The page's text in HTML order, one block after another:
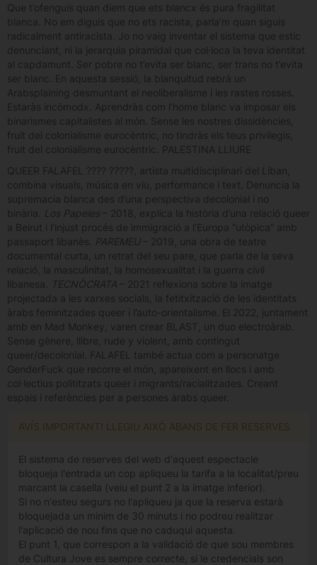
Que t’ofenguis quan diem que ets blancx és pura fragilitat
blanca. No em diguis que no ets racista, parla’m quan siguis
radicalment antiracista. Jo no vaig inventar el sistema que estic
denunciant, ni la jerarquia piramidal que col·loca la teva identitat
al capdamunt. Ser pobre no t’evita ser blanc, ser trans no t’evita
ser blanc. En aquesta sessió, la blanquitud rebrà un
Arabsplaining desmuntant el neoliberalisme i les rastes rosses.
Estaràs incòmodx. Aprendràs com l’home blanc va imposar els
binarismes capitalistes al món. Sense les nostres dissidències,
fruit del colonialisme eurocèntric, no tindràs els teus privilegis,
fruit del colonialisme eurocèntric. PALESTINA LLIURE
QUEER FALAFEL ???? ?????, artista multidisciplinari del Líban,
combina visuals, música en viu, performance i text. Denuncia la
supremacia blanca des d’una perspectiva decolonial i no
binària.
Los Papeles
– 2018, explica la història d’una relació queer
a Beirut i l’injust procés de immigració a l’Europa “utòpica” amb
passaport libanès.
PAREMEU– 2019, una obra de teatre
documental curta, un retrat del seu pare, que parla de la seva
relació, la masculinitat, la homosexualitat i la guerra civil
libanesa.
TECNÒCRATA – 2021 reflexiona sobre la imatge
projectada a les xarxes socials, la fetitxització de les identitats
àrabs feminitzades queer i l’auto-orientalisme. El 2022, juntament
amb en Mad Monkey, varen crear BLAST, un duo electroàrab.
Sense gènere, llibre, rude y violent, amb contingut
queer/decolonial. FALAFEL també actua com a personatge
GenderFuck que recorre el món, apareixent en llocs i amb
col·lectius polititzats queer i migrants/racialitzades. Creant
espais i referències per a persones àrabs queer.
AVÍS IMPORTANT! LLEGIU AIXÒ ABANS DE FER RESERVES
El sistema de reserves del web d'aquest espectacle
bloqueja l'entrada un cop apliqueu la tarifa a la localitat/preu
marcant la casella (veiu el punt 2 a la imatge inferior).
Si no n'esteu segurs no l'apliqueu ja que la reserva estarà
bloquejada un minim de 30 minuts i no podreu realitzar
l'aplicació de nou fins que no caduqui aquesta.
El punt 1, que correspon a la validació de que sou membres
de Cultura Jove es sempre correcte, si le credencials son